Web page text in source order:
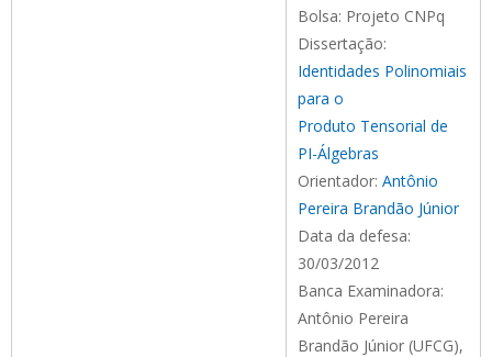
Bolsa: Projeto CNPq
Dissertação:
Identidades Polinomiais
para o
Produto Tensorial de
PI-Álgebras
Orientador: Antônio
Pereira Brandão Júnior
Data da defesa:
30/03/2012
Banca Examinadora:
Antônio Pereira
Brandão Júnior (UFCG),